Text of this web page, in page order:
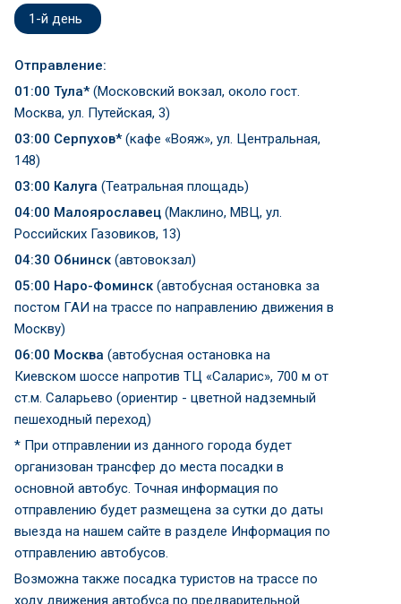
1-й день
Отправление:
01:00 Тула*(Московский вокзал, около гост.
Москва, ул. Путейская, 3)
03:00 Серпухов*(кафе «Вояж», ул. Центральная,
148)
03:00 Калуга (Театральная площадь)
04:00 Малоярославец (Маклино, МВЦ, ул.
Российских Газовиков, 13)
04:30 Обнинск (автовокзал)
05:00 Наро-Фоминск (автобусная остановка за
постом ГАИ на трассе по направлению движения в
Москву)
06:00 Москва (автобусная остановка на
Киевском шоссе напротив ТЦ «Саларис», 700 м от
ст.м. Саларьево (ориентир - цветной надземный
пешеходный переход)
* При отправлении из данного города будет
организован трансфер до места посадки в
основной автобус. Точная информация по
отправлению будет размещена за сутки до даты
выезда на нашем сайте в разделе Информация по
отправлению автобусов.
Возможна также посадка туристов на трассе по
ходу движения автобуса по предварительной